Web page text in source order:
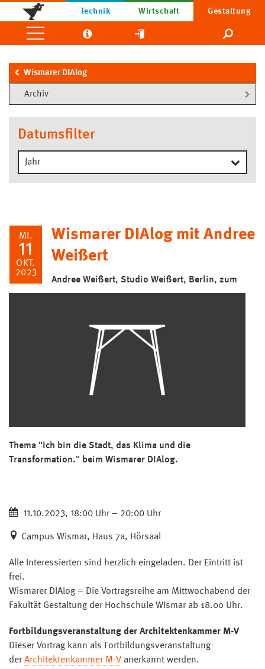
Technik Wirtschaft Gestaltung
Wismarer DIAlog
Archiv
Datumsfilter
MI.
11
OKT.
2023
Wismarer DIAlog mit Andree
Weißert
Andree Weißert, Studio Weißert, Berlin, zum
Thema "Ich bin die Stadt, das Klima und die
Transformation." beim Wismarer DIAlog.
11.10.2023, 18:00 Uhr – 20:00 Uhr
Campus Wismar, Haus 7a, Hörsaal
Alle Interessierten sind herzlich eingeladen. Der Eintritt ist
frei.
Wismarer DIAlog = Die Vortragsreihe am Mittwochabend der
Fakultät Gestaltung der Hochschule Wismar ab 18.00 Uhr.
Fortbildungsveranstaltung der Architektenkammer M-V
Dieser Vortrag kann als Fortbildungsveranstaltung
derArchitektenkammer M-V anerkannt werden.